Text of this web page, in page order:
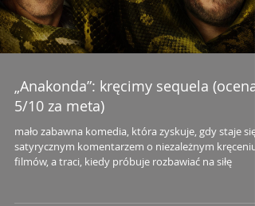
„Anakonda”: kręcimy sequela (ocena:
5/10 za meta)
mało zabawna komedia, która zyskuje, gdy staje się
satyrycznym komentarzem o niezależnym kręceniu
filmów, a traci, kiedy próbuje rozbawiać na siłę